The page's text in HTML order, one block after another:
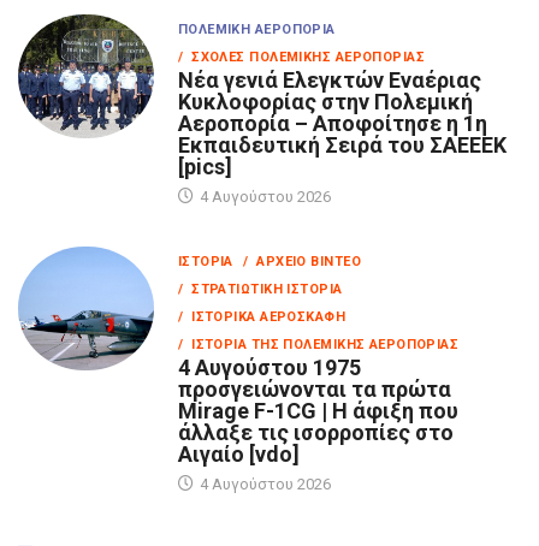
ΠΟΛΕΜΙΚΉ ΑΕΡΟΠΟΡΊΑ
/ ΣΧΟΛΈΣ ΠΟΛΕΜΙΚΉΣ ΑΕΡΟΠΟΡΊΑΣ
Νέα γενιά Ελεγκτών Εναέριας
Κυκλοφορίας στην Πολεμική
Αεροπορία – Αποφοίτησε η 1η
Εκπαιδευτική Σειρά του ΣΑΕΕΕΚ
[pics]
4 Αυγούστου 2026
ΙΣΤΟΡΊΑ
/ ΑΡΧΕΊΟ ΒΊΝΤΕΟ
/ ΣΤΡΑΤΙΩΤΙΚΉ ΙΣΤΟΡΊΑ
/ ΙΣΤΟΡΙΚΆ ΑΕΡΟΣΚΆΦΗ
/ ΙΣΤΟΡΊΑ ΤΗΣ ΠΟΛΕΜΙΚΉΣ ΑΕΡΟΠΟΡΊΑΣ
4 Αυγούστου 1975
προσγειώνονται τα πρώτα
Mirage F-1CG | Η άφιξη που
άλλαξε τις ισορροπίες στο
Αιγαίο [vdo]
4 Αυγούστου 2026